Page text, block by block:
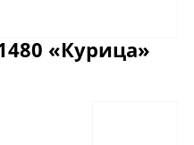
«Курица»